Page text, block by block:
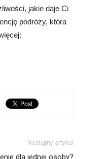
jakie daje Ci
podróży, która
Następny artykuł
dla jednej osoby?